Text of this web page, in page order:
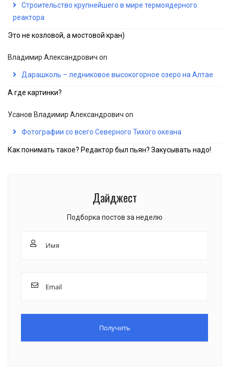
Строительство крупнейшего в мире термоядерного
реактора
Это не козловой, а мостовой кран)
Владимир Александрович on
Дарашколь – ледниковое высокогорное озеро на Алтае
А где картинки?
Усанов Владимир Александрович on
Фотографии со всего Северного Тихого океана
Как понимать такое? Редактор был пьян? Закусывать надо!
Дайджест
Подборка постов за неделю